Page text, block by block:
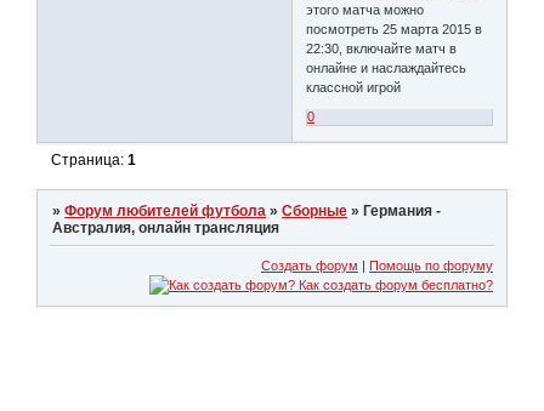
этого матча можно
посмотреть 25 марта 2015 в
22:30, включайте матч в
онлайне и наслаждайтесь
классной игрой
0
Страница:1
»Форум любителей футбола »Сборные »Германия -
Австралия, онлайн трансляция
Создать форум | Помощь по форуму